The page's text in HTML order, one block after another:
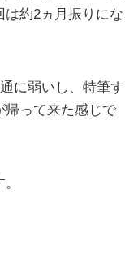
約2ヵ月振りにな
に弱いし、特筆す
帰って来た感じで